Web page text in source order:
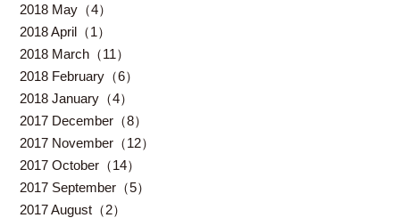
2018 May（4）
2018 April（1）
2018 March（11）
2018 February（6）
2018 January（4）
2017 December（8）
2017 November（12）
2017 October（14）
2017 September（5）
2017 August（2）